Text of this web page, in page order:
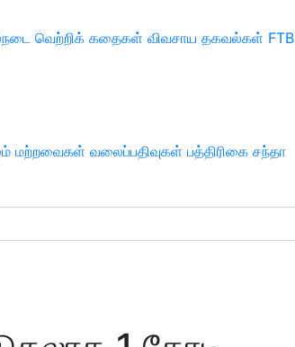
வெற்றிக் கதைகள் விவசாய தகவல்கள் FTB
மற்றவைகள் வலைப்பதிவுகள் பத்திரிகை சந்தா